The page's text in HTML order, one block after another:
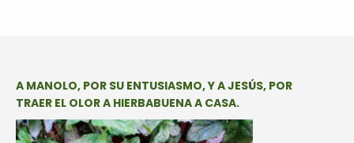
A MANOLO, POR SU ENTUSIASMO, Y A JESÚS, POR
TRAER EL OLOR A HIERBABUENA A CASA.